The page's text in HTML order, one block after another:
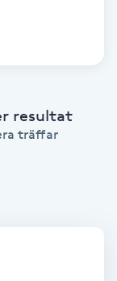
resultat
träffar